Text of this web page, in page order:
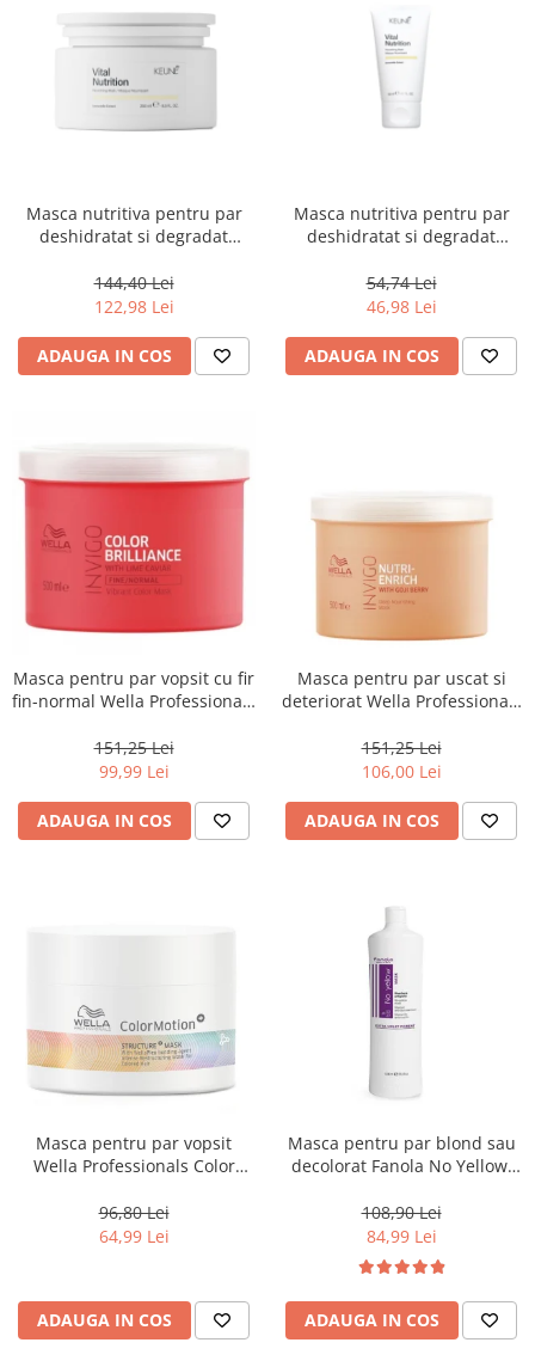
Masca nutritiva pentru par
deshidratat si degradat
Mask, 250 ml
144,40 Lei
122,98 Lei
ADAUGA IN COS
Masca nutritiva pentru par
deshidratat si degradat
Mask, 50 ml
54,74 Lei
46,98 Lei
ADAUGA IN COS
Masca pentru par vopsit cu fir
fin-normal Wella Professionals
151,25 Lei
99,99 Lei
ADAUGA IN COS
Masca pentru par uscat si
deteriorat Wella Professionals
151,25 Lei
106,00 Lei
ADAUGA IN COS
Masca pentru par vopsit
Wella Professionals Color
96,80 Lei
64,99 Lei
ADAUGA IN COS
Masca pentru par blond sau
decolorat Fanola No Yellow,
108,90 Lei
84,99 Lei
ADAUGA IN COS